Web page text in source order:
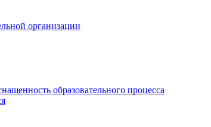
организации
образовательного процесса